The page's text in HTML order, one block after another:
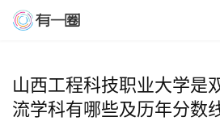
山西工程科技职业大学是
流学科有哪些及历年分数